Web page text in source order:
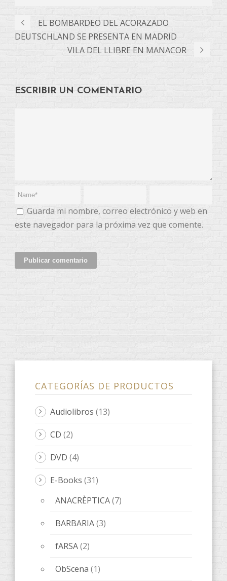
EL BOMBARDEO DEL ACORAZADO
DEUTSCHLAND SE PRESENTA EN MADRID
VILA DEL LLIBRE EN MANACOR
ESCRIBIR UN COMENTARIO
Guarda mi nombre, correo electrónico y web en
este navegador para la próxima vez que comente.
CATEGORÍAS DE PRODUCTOS
Audiolibros (13)
CD (2)
DVD (4)
E-Books (31)
ANACRÈPTICA(7)
BARBARIA(3)
fARSA(2)
ObScena (1)